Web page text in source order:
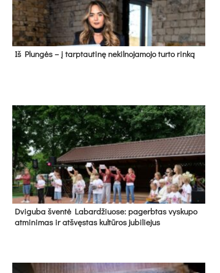
Iš Plungės – į tarptautinę nekilnojamojo turto rinką
Dvi­gu­ba šven­tė La­bar­džiuo­se: pa­gerb­tas vys­ku­po
at­mi­ni­mas ir at­švęs­tas kul­tū­ros ju­bi­lie­jus